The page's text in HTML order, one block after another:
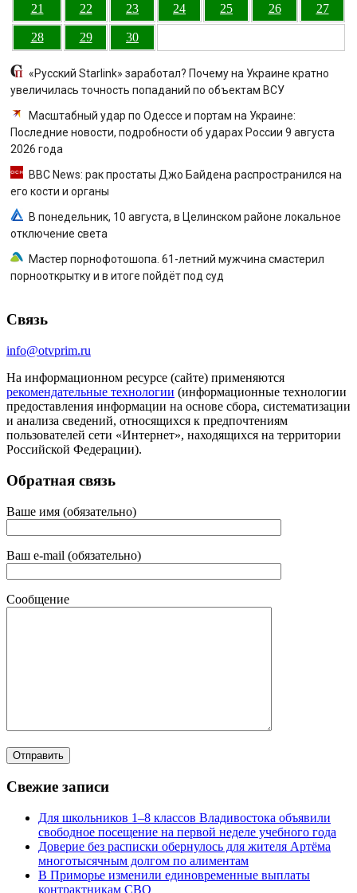
21 22 23 24 25 26 27
28 29 30
«Русский Starlink» заработал? Почему на Украине кратно
увеличилась точность попаданий по объектам ВСУ
Масштабный удар по Одессе и портам на Украине:
Последние новости, подробности об ударах России 9 августа
2026 года
BBC News: рак простаты Джо Байдена распространился на
его кости и органы
В понедельник, 10 августа, в Целинском районе локальное
отключение света
Мастер порнофотошопа. 61-летний мужчина смастерил
порнооткрытку и в итоге пойдёт под суд
Связь
info@otvprim.ru
На информационном ресурсе (сайте) применяются
рекомендательные технологии (информационные технологии
предоставления информации на основе сбора, систематизации
и анализа сведений, относящихся к предпочтениям
пользователей сети «Интернет», находящихся на территории
Российской Федерации).
Обратная связь
Ваше имя (обязательно)
Ваш e-mail (обязательно)
Сообщение
Свежие записи
Для школьников 1–8 классов Владивостока объявили
свободное посещение на первой неделе учебного года
Доверие без расписки обернулось для жителя Артёма
многотысячным долгом по алиментам
В Приморье изменили единовременные выплаты
контрактникам СВО